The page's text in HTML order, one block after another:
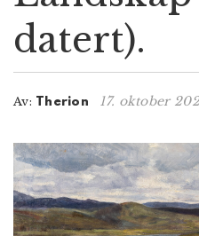
datert).
Av: Therion 17. oktober